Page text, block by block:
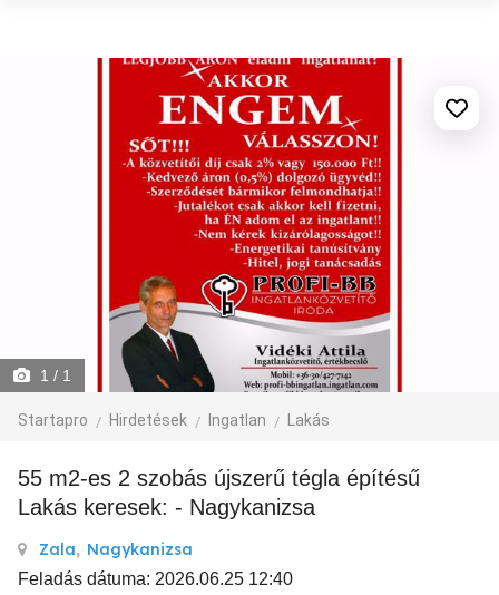
1 / 1
Startapro Hirdetések Ingatlan Lakás
55 m2-es 2 szobás újszerű tégla építésű
Lakás keresek: - Nagykanizsa
Zala, Nagykanizsa
Feladás dátuma: 2026.06.25 12:40